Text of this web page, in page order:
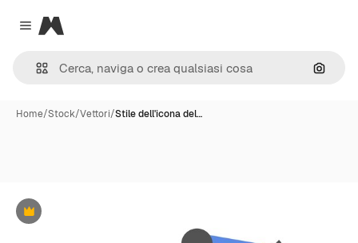
Close menu
Magnific
Cerca
Home/Stock/Vettori/Stile dell'icona del…
Premium